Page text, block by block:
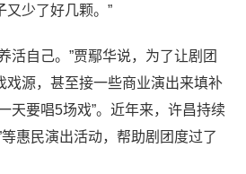
又少了好几颗。”
活自己。”贾鄢华说，为了让剧团
戏源，甚至接一些商业演出来填补
天要唱5场戏”。近年来，许昌持续
惠民演出活动，帮助剧团度过了